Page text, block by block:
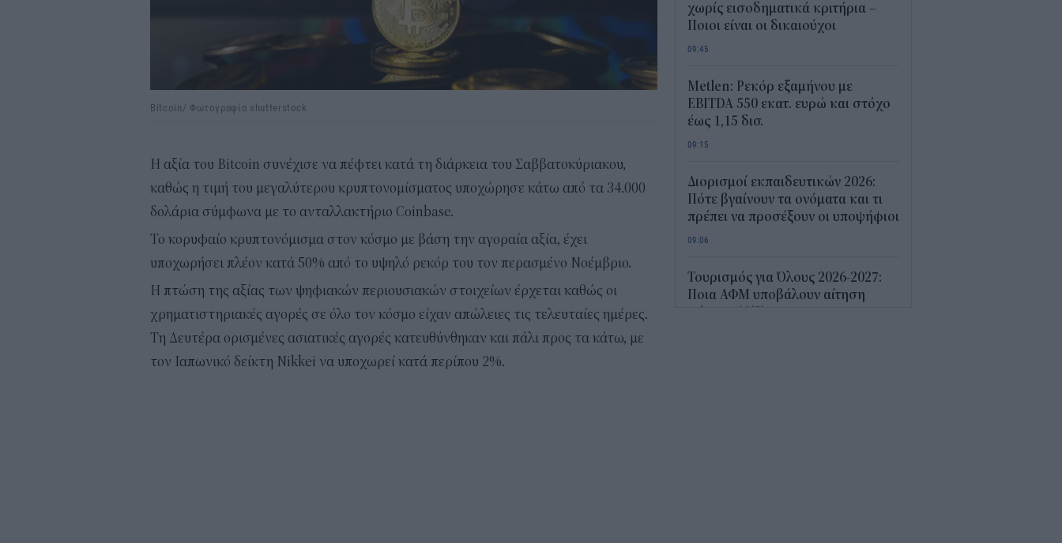
Bitcoin/ Φωτογραφία shutterstock
Η αξία του Bitcoin συνέχισε να πέφτει κατά τη διάρκεια του Σαββατοκύριακου,
καθώς η τιμή του μεγαλύτερου κρυπτονομίσματος υποχώρησε κάτω από τα 34.000
δολάρια σύμφωνα με το ανταλλακτήριο Coinbase.
Το κορυφαίο κρυπτονόμισμα στον κόσμο με βάση την αγοραία αξία, έχει
υποχωρήσει πλέον κατά 50% από το υψηλό ρεκόρ του τον περασμένο Νοέμβριο.
Η πτώση της αξίας των ψηφιακών περιουσιακών στοιχείων έρχεται καθώς οι
χρηματιστηριακές αγορές σε όλο τον κόσμο είχαν απώλειες τις τελευταίες ημέρες.
Τη Δευτέρα ορισμένες ασιατικές αγορές κατευθύνθηκαν και πάλι προς τα κάτω, με
τον Ιαπωνικό δείκτη Nikkei να υποχωρεί κατά περίπου 2%.
χωρίς εισοδηματικά κριτήρια –
Ποιοι είναι οι δικαιούχοι
09:45
Metlen: Ρεκόρ εξαμήνου με
EBITDA 550 εκατ. ευρώ και στόχο
έως 1,15 δισ.
09:15
Διορισμοί εκπαιδευτικών 2026:
Πότε βγαίνουν τα ονόματα και τι
πρέπει να προσέξουν οι υποψήφιοι
09:06
Τουρισμός για Όλους 2026-2027:
Ποια ΑΦΜ υποβάλουν αίτηση